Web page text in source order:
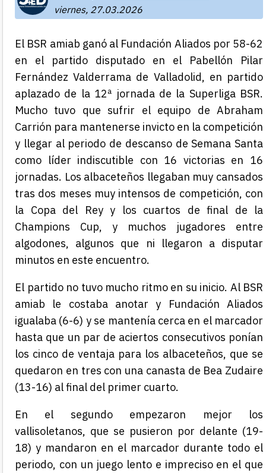
viernes, 27.03.2026
El BSR amiab ganó al Fundación Aliados por 58-62
en el partido disputado en el Pabellón Pilar
Fernández Valderrama de Valladolid, en partido
aplazado de la 12ª jornada de la Superliga BSR.
Mucho tuvo que sufrir el equipo de Abraham
Carrión para mantenerse invicto en la competición
y llegar al periodo de descanso de Semana Santa
como líder indiscutible con 16 victorias en 16
jornadas. Los albaceteños llegaban muy cansados
tras dos meses muy intensos de competición, con
la Copa del Rey y los cuartos de final de la
Champions Cup, y muchos jugadores entre
algodones, algunos que ni llegaron a disputar
minutos en este encuentro.
El partido no tuvo mucho ritmo en su inicio. Al BSR
amiab le costaba anotar y Fundación Aliados
igualaba (6-6) y se mantenía cerca en el marcador
hasta que un par de aciertos consecutivos ponían
los cinco de ventaja para los albaceteños, que se
quedaron en tres con una canasta de Bea Zudaire
(13-16) al final del primer cuarto.
En el segundo empezaron mejor los
vallisoletanos, que se pusieron por delante (19-
18) y mandaron en el marcador durante todo el
periodo, con un juego lento e impreciso en el que